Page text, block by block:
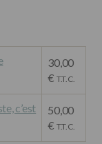
30,00
€ T.T.C.
c’est
50,00
€ T.T.C.